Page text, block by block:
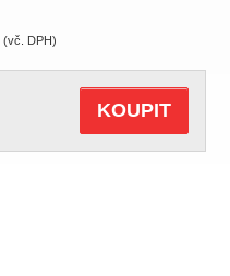
(vč. DPH)
KOUPIT